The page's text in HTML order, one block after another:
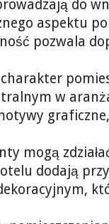
do
aspektu
pozwala
w
mogą
dodają